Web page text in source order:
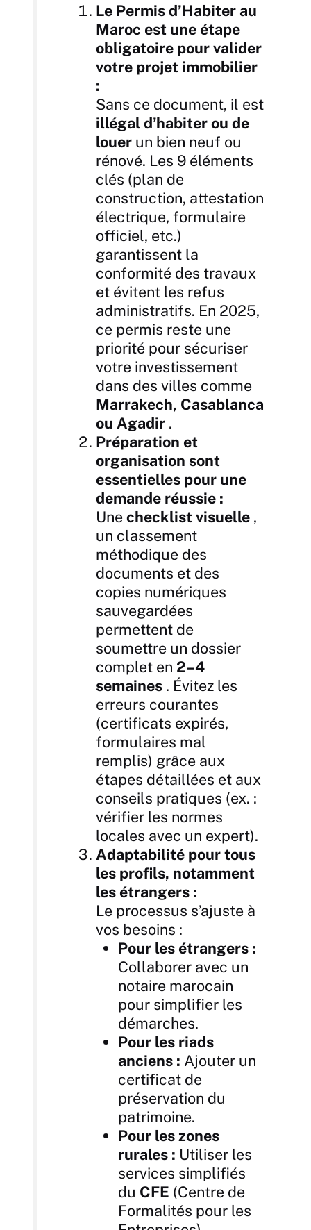
Le Permis d’Habiter au
Maroc est une étape
obligatoire pour valider
votre projet immobilier
:
Sans ce document, il est
illégal d’habiter ou de
louer un bien neuf ou
rénové. Les 9 éléments
clés (plan de
construction, attestation
électrique, formulaire
officiel, etc.)
garantissent la
conformité des travaux
et évitent les refus
administratifs. En 2025,
ce permis reste une
priorité pour sécuriser
votre investissement
dans des villes comme
Marrakech, Casablanca
ou Agadir .
Préparation et
organisation sont
essentielles pour une
demande réussie :
Unechecklist visuelle ,
un classement
méthodique des
documents et des
copies numériques
sauvegardées
permettent de
soumettre un dossier
complet en 2–4
semaines . Évitez les
erreurs courantes
(certificats expirés,
formulaires mal
remplis) grâce aux
étapes détaillées et aux
conseils pratiques (ex. :
vérifier les normes
locales avec un expert).
Adaptabilité pour tous
les profils, notamment
les étrangers :
Le processus s’ajuste à
vos besoins :
Pour les étrangers :
Collaborer avec un
notaire marocain
pour simplifier les
démarches.
Pour les riads
anciens : Ajouter un
certificat de
préservation du
patrimoine.
Pour les zones
rurales : Utiliser les
services simplifiés
du CFE (Centre de
Formalités pour les